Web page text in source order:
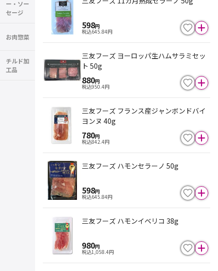
ー・ソー
セージ
お肉惣菜
チルド加
工品
598円
税込645.84円
三友フーズ ヨーロッパ生ハムサラミセッ
ト 50g
880円
税込950.4円
三友フーズ フランス産ジャンボンドバイ
ヨンヌ 40g
780円
税込842.4円
三友フーズ ハモンセラーノ 50g
598円
税込645.84円
三友フーズ ハモンイベリコ 38g
980円
税込1,058.4円